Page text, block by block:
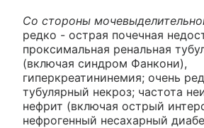
Со стороны
редко - острая почечная
проксимальная ренальная
(включая синдром Фанкони),
гиперкреатининемия; очень
тубулярный некроз; частота
нефрит (включая острый
нефрогенный несахарный